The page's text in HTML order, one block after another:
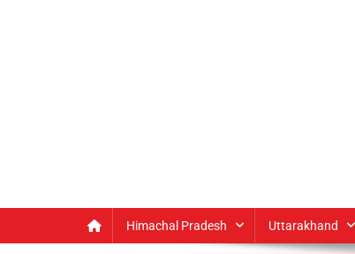
Himachal Pradesh Uttarakhand